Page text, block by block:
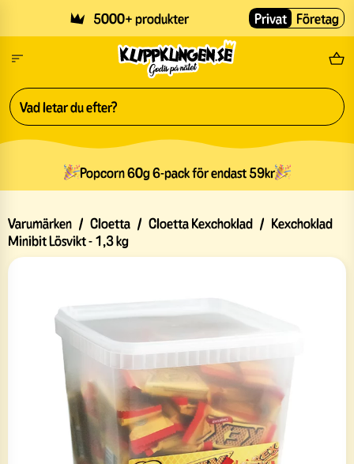
5000+ produkter Fri
Privat Företag
Popcorn 60g 6-pack för endast 59kr
Varumärken / Cloetta / Cloetta Kexchoklad / Kexchoklad
Minibit Lösvikt - 1,3 kg